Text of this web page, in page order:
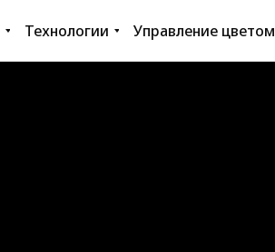
Управление цветом
Технологии